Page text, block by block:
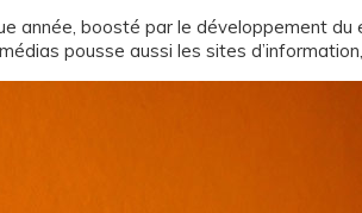
année, boosté par le développement
pousse aussi les sites